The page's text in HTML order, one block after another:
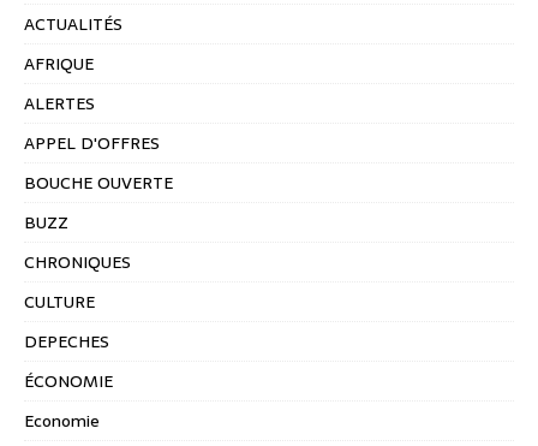
ACTUALITÉS
AFRIQUE
ALERTES
APPEL D'OFFRES
BOUCHE OUVERTE
BUZZ
CHRONIQUES
CULTURE
DEPECHES
ÉCONOMIE
Economie